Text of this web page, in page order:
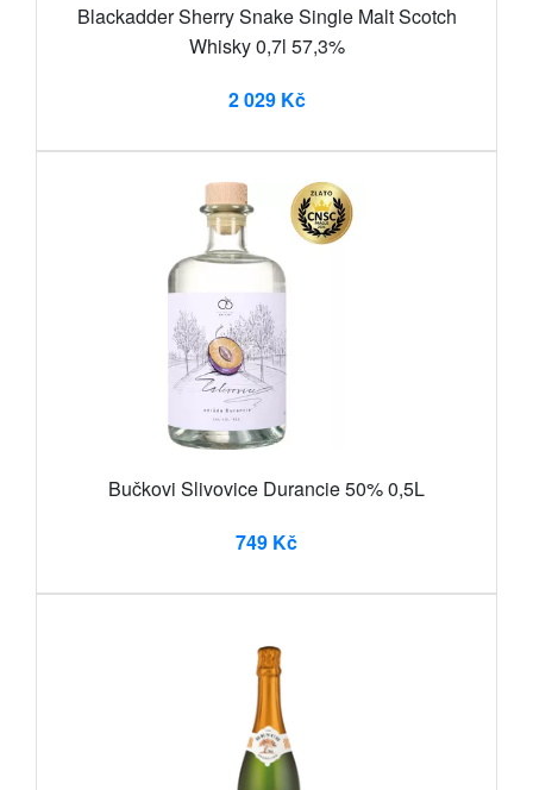
Blackadder Sherry Snake Single Malt Scotch
Whisky 0,7l 57,3%
2 029 Kč
Bučkovi Slivovice Durancie 50% 0,5L
749 Kč